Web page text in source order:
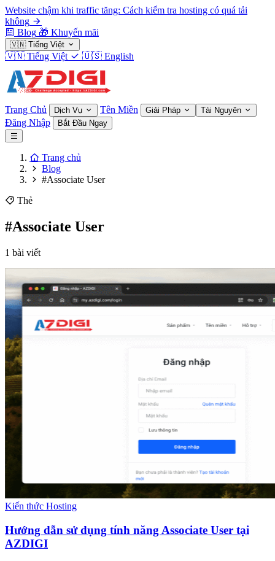
Website chậm khi traffic tăng: Cách kiểm tra hosting có quá tải
không
Blog 🎁 Khuyến mãi
🇻🇳 Tiếng Việt
🇻🇳 Tiếng Việt 🇺🇸 English
Trang Chủ Dịch Vụ Tên Miền Giải Pháp Tài Nguyên
Đăng Nhập Bắt Đầu Ngay
Trang chủ
Blog
#Associate User
Thẻ
#Associate User
1 bài viết
Kiến thức Hosting
Hướng dẫn sử dụng tính năng Associate User tại
AZDIGI